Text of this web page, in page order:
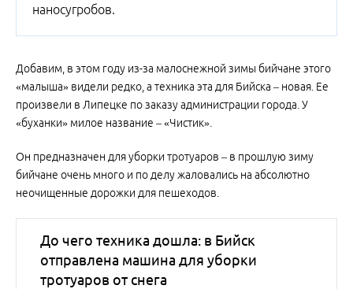
наносугробов.
Добавим, в этом году из-за малоснежной зимы бийчане этого
«малыша» видели редко, а техника эта для Бийска – новая. Ее
произвели в Липецке по заказу администрации города. У
«буханки» милое название – «Чистик».
Он предназначен для уборки тротуаров – в прошлую зиму
бийчане очень много и по делу жаловались на абсолютно
неочищенные дорожки для пешеходов.
До чего техника дошла: в Бийск
отправлена машина для уборки
тротуаров от снега